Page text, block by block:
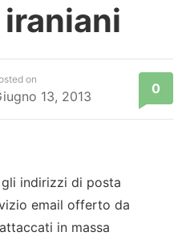
on
13, 2013 0
indirizzi di posta
email offerto da
in massa